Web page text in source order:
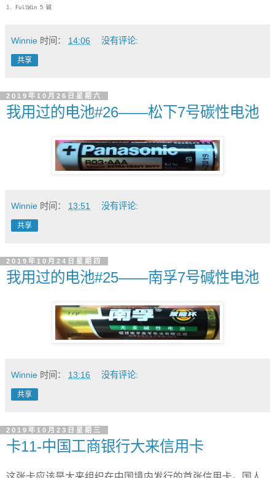
1. FullWin 5 碱
Winnie 时间： 14:06 没有评论:
共享
2019年10月26日星期六
我用过的电池#26——松下7号碳性电池
Winnie 时间： 13:51 没有评论:
共享
2019年10月24日星期四
我用过的电池#25——南孚7号碱性电池
Winnie 时间： 13:16 没有评论:
共享
2019年10月23日星期三
卡11-中国工商银行大来信用卡